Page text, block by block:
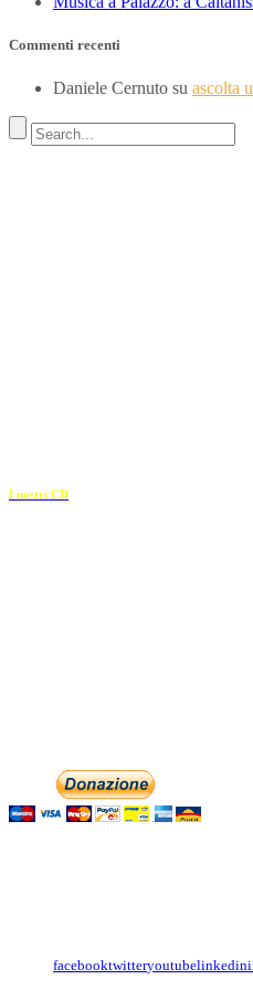
Commenti recenti
Daniele Cernuto su ascolta
I nostri CD
facebooktwitteryoutubelinkedin
English